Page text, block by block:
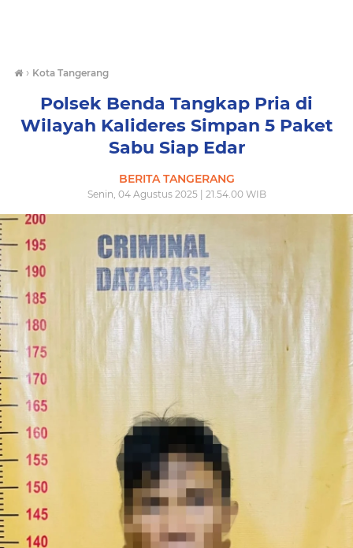
› Kota Tangerang
Polsek Benda Tangkap Pria di
Wilayah Kalideres Simpan 5 Paket
Sabu Siap Edar
BERITA TANGERANG
Senin, 04 Agustus 2025 | 21.54.00 WIB